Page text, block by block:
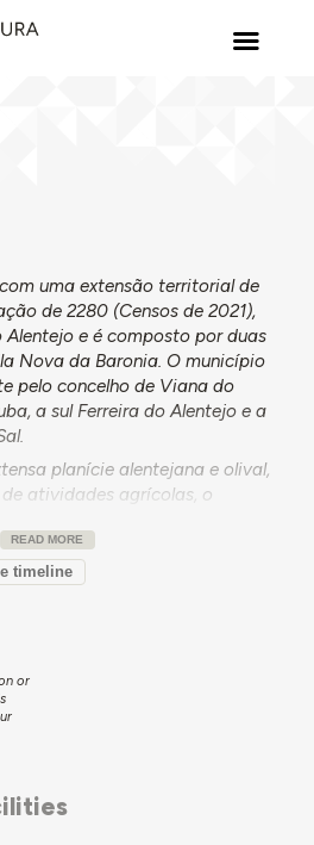
uma extensão territorial de
de 2280 (Censos de 2021),
Alentejo e é composto por duas
Nova da Baronia. O município
pelo concelho de Viana do
a sul Ferreira do Alentejo e a
planície alentejana e olival,
atividades agrícolas, o
onde o setor primário
crucial na economia.
READ MORE
timeline
or